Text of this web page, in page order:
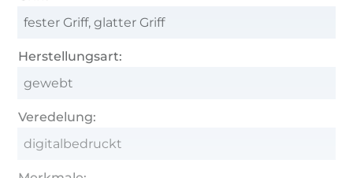
fester Griff, glatter Griff
Herstellungsart:
gewebt
Veredelung:
digitalbedruckt